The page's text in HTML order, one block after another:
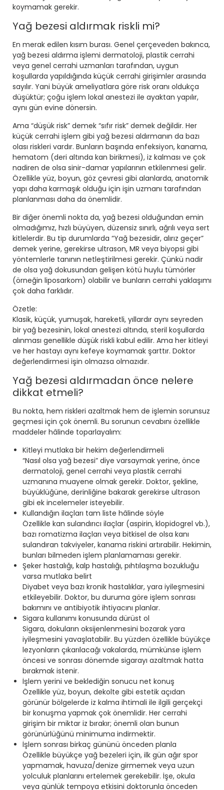
koymamak gerekir.
Yağ bezesi aldırmak riskli mi?
En merak edilen kısım burası. Genel çerçeveden bakınca,
yağ bezesi aldırma işlemi dermatoloji, plastik cerrahi
veya genel cerrahi uzmanları tarafından, uygun
koşullarda yapıldığında küçük cerrahi girişimler arasında
sayılır. Yani büyük ameliyatlara göre risk oranı oldukça
düşüktür; çoğu işlem lokal anestezi ile ayaktan yapılır,
aynı gün evine dönersin.
Ama “düşük risk” demek “sıfır risk” demek değildir. Her
küçük cerrahi işlem gibi yağ bezesi aldırmanın da bazı
olası riskleri vardır. Bunların başında enfeksiyon, kanama,
hematom (deri altında kan birikmesi), iz kalması ve çok
nadiren de olsa sinir-damar yapılarının etkilenmesi gelir.
Özellikle yüz, boyun, göz çevresi gibi alanlarda, anatomik
yapı daha karmaşık olduğu için işin uzmanı tarafından
planlanması daha da önemlidir.
Bir diğer önemli nokta da, yağ bezesi olduğundan emin
olmadığımız, hızlı büyüyen, düzensiz sınırlı, ağrılı veya sert
kitlelerdir. Bu tip durumlarda “Yağ bezesidir, alırız geçer”
demek yerine, gerekirse ultrason, MR veya biyopsi gibi
yöntemlerle tanının netleştirilmesi gerekir. Çünkü nadir
de olsa yağ dokusundan gelişen kötü huylu tümörler
(örneğin liposarkom) olabilir ve bunların cerrahi yaklaşımı
çok daha farklıdır.
Özetle:
Klasik, küçük, yumuşak, hareketli, yıllardır aynı seyreden
bir yağ bezesinin, lokal anestezi altında, steril koşullarda
alınması genellikle düşük riskli kabul edilir. Ama her kitleyi
ve her hastayı aynı kefeye koymamak şarttır. Doktor
değerlendirmesi işin olmazsa olmazıdır.
Yağ bezesi aldırmadan önce nelere
dikkat etmeli?
Bu nokta, hem riskleri azaltmak hem de işlemin sorunsuz
geçmesi için çok önemli. Bu sorunun cevabını özellikle
maddeler hâlinde toparlayalım:
Kitleyi mutlaka bir hekim değerlendirmeli
“Nasıl olsa yağ bezesi” diye varsaymak yerine, önce
dermatoloji, genel cerrahi veya plastik cerrahi
uzmanına muayene olmak gerekir. Doktor, şekline,
büyüklüğüne, derinliğine bakarak gerekirse ultrason
gibi ek incelemeler isteyebilir.
Kullandığın ilaçları tam liste hâlinde söyle
Özellikle kan sulandırıcı ilaçlar (aspirin, klopidogrel vb.),
bazı romatizma ilaçları veya bitkisel de olsa kanı
sulandıran takviyeler, kanama riskini artırabilir. Hekimin,
bunları bilmeden işlem planlamaması gerekir.
Şeker hastalığı, kalp hastalığı, pıhtılaşma bozukluğu
varsa mutlaka belirt
Diyabet veya bazı kronik hastalıklar, yara iyileşmesini
etkileyebilir. Doktor, bu duruma göre işlem sonrası
bakımını ve antibiyotik ihtiyacını planlar.
Sigara kullanımı konusunda dürüst ol
Sigara, dokuların oksijenlenmesini bozarak yara
iyileşmesini yavaşlatabilir. Bu yüzden özellikle büyükçe
lezyonların çıkarılacağı vakalarda, mümkünse işlem
öncesi ve sonrası dönemde sigarayı azaltmak hatta
bırakmak istenir.
İşlem yerini ve beklediğin sonucu net konuş
Özellikle yüz, boyun, dekolte gibi estetik açıdan
görünür bölgelerde iz kalma ihtimali ile ilgili gerçekçi
bir konuşma yapmak çok önemlidir. Her cerrahi
girişim bir miktar iz bırakır; önemli olan bunun
görünürlüğünü minimuma indirmektir.
İşlem sonrası birkaç gününü önceden planla
Özellikle büyükçe yağ bezeleri için, ilk gün ağır spor
yapmamak, havuza/denize girmemek veya uzun
yolculuk planlarını ertelemek gerekebilir. İşe, okula
veya günlük tempoya etkisini doktorunla önceden